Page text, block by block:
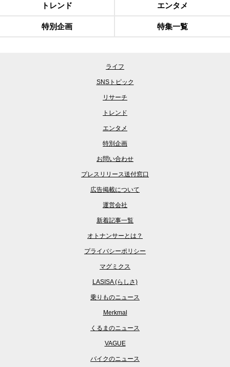
トレンド エンタメ
特別企画 特集一覧
ライフ
SNSトピック
リサーチ
トレンド
エンタメ
特別企画
お問い合わせ
プレスリリース送付窓口
広告掲載について
運営会社
新着記事一覧
オトナンサーとは？
プライバシーポリシー
マグミクス
LASISA (らしさ)
乗りものニュース
Merkmal
くるまのニュース
VAGUE
バイクのニュース